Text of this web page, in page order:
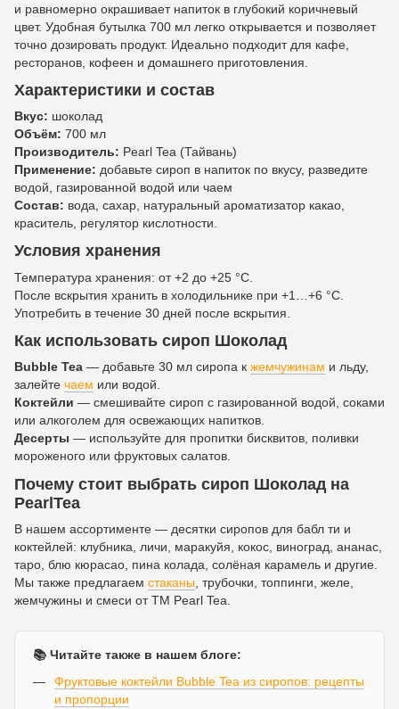
и равномерно окрашивает напиток в глубокий коричневый
цвет. Удобная бутылка 700 мл легко открывается и позволяет
точно дозировать продукт. Идеально подходит для кафе,
ресторанов, кофеен и домашнего приготовления.
Характеристики и состав
Вкус: шоколад
Объём: 700 мл
Производитель: Pearl Tea (Тайвань)
Применение: добавьте сироп в напиток по вкусу, разведите
водой, газированной водой или чаем
Состав: вода, сахар, натуральный ароматизатор какао,
краситель, регулятор кислотности.
Условия хранения
Температура хранения: от +2 до +25 °C.
После вскрытия хранить в холодильнике при +1…+6 °C.
Употребить в течение 30 дней после вскрытия.
Как использовать сироп Шоколад
Bubble Tea — добавьте 30 мл сиропа к жемчужинам и льду,
залейте чаем или водой.
Коктейли — смешивайте сироп с газированной водой, соками
или алкоголем для освежающих напитков.
Десерты — используйте для пропитки бисквитов, поливки
мороженого или фруктовых салатов.
Почему стоит выбрать сироп Шоколад на
PearlTea
В нашем ассортименте — десятки сиропов для бабл ти и
коктейлей: клубника, личи, маракуйя, кокос, виноград, ананас,
таро, блю кюрасао, пина колада, солёная карамель и другие.
Мы также предлагаем стаканы , трубочки, топпинги, желе,
жемчужины и смеси от ТМ Pearl Tea.
📚 Читайте также в нашем блоге:
Фруктовые коктейли Bubble Tea из сиропов: рецепты
и пропорции